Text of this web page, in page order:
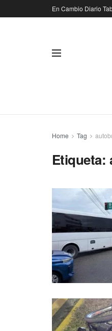
En Cambio Diario
Home Tag
Etiqueta: